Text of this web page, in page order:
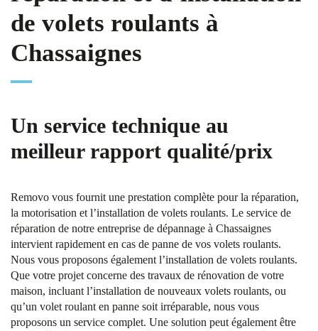
de volets roulants à
Chassaignes
Un service technique au
meilleur rapport qualité/prix
Removo vous fournit une prestation complète pour la réparation,
la motorisation et l’installation de volets roulants. Le service de
réparation de notre entreprise de dépannage à Chassaignes
intervient rapidement en cas de panne de vos volets roulants.
Nous vous proposons également l’installation de volets roulants.
Que votre projet concerne des travaux de rénovation de votre
maison, incluant l’installation de nouveaux volets roulants, ou
qu’un volet roulant en panne soit irréparable, nous vous
proposons un service complet. Une solution peut également être